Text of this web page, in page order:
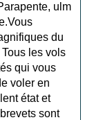
ulm
du
les vols
qui vous
voler en
état et
sont